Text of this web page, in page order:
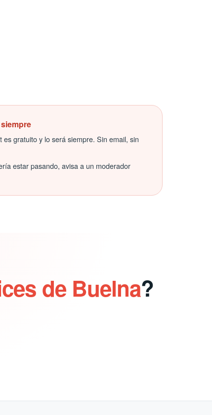
es gratuito y lo será siempre. Sin email, sin
estar pasando, avisa a un moderador
de Buelna?